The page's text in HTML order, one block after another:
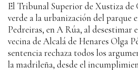
El Tribunal Superior de Xustiza de
verde a la urbanización del parque
Pedreiras, en A Rúa, al desestimar
vecina de Alcalá de Henares Olga
sentencia rechaza todos los
la madrileña, desde el